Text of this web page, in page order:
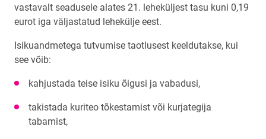
vastavalt seadusele alates 21. leheküljest tasu kuni 0,19
eurot iga väljastatud lehekülje eest.
Isikuandmetega tutvumise taotlusest keeldutakse, kui
see võib:
kahjustada teise isiku õigusi ja vabadusi,
takistada kuriteo tõkestamist või kurjategija
tabamist,